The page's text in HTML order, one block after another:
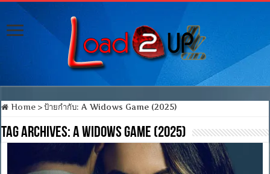
Home > ป้ายกำกับ:A Widows Game (2025)
Tag Archives:A Widows Game (2025)